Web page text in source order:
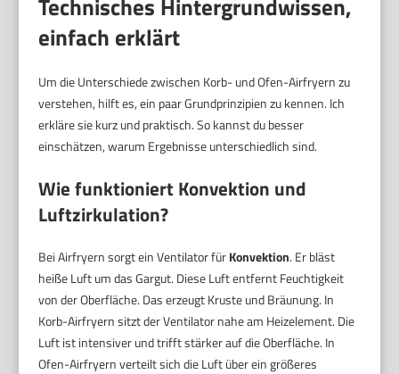
Technisches Hintergrundwissen,
einfach erklärt
Um die Unterschiede zwischen Korb- und Ofen-Airfryern zu
verstehen, hilft es, ein paar Grundprinzipien zu kennen. Ich
erkläre sie kurz und praktisch. So kannst du besser
einschätzen, warum Ergebnisse unterschiedlich sind.
Wie funktioniert Konvektion und
Luftzirkulation?
Bei Airfryern sorgt ein Ventilator fürKonvektion. Er bläst
heiße Luft um das Gargut. Diese Luft entfernt Feuchtigkeit
von der Oberfläche. Das erzeugt Kruste und Bräunung. In
Korb-Airfryern sitzt der Ventilator nahe am Heizelement. Die
Luft ist intensiver und trifft stärker auf die Oberfläche. In
Ofen-Airfryern verteilt sich die Luft über ein größeres